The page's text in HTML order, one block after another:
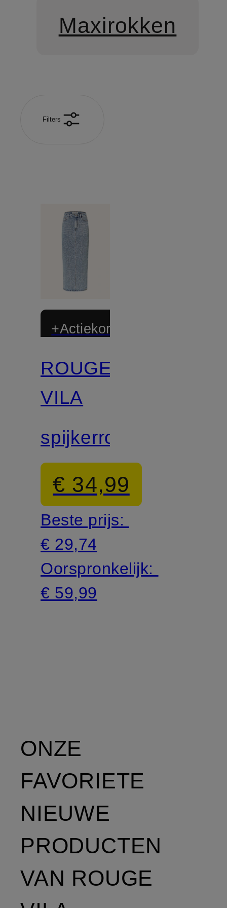
Maxirokken
Filters
+Actiekorting
ROUGE
VILA
spijkerrok
€ 34,99
Beste prijs:
€ 29,74
Oorspronkelijk:
€ 59,99
ONZE
FAVORIETE
NIEUWE
PRODUCTEN
VAN ROUGE